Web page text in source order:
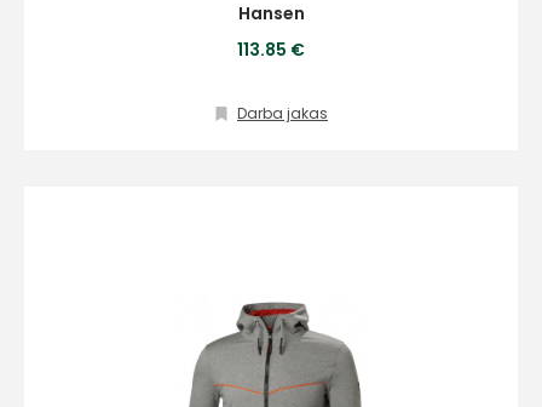
Hansen
113.85 €
Darba jakas